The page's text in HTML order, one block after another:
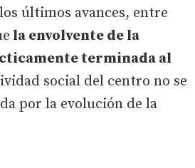
últimos avances, entre
la envolvente de la
terminada al
social del centro no se
por la evolución de la